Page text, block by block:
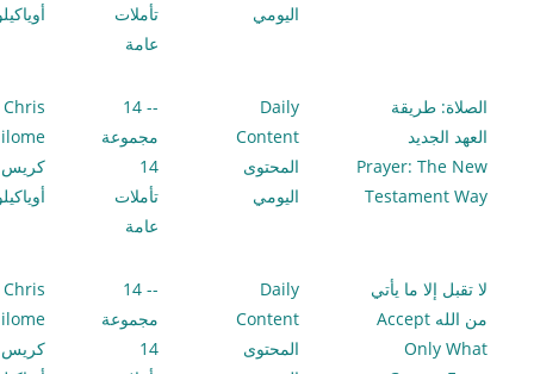
اليومي
تأملات
عامة
الصلاة: طريقة
العهد الجديد
Prayer: The New
Testament Way
Daily
Content
المحتوى
اليومي
-- 14
مجموعة
14
تأملات
عامة
Chris
كريس
لا تقبل إلا ما يأتي
من الله Accept
Only What
Daily
Content
المحتوى
-- 14
مجموعة
14
Chris
كريس